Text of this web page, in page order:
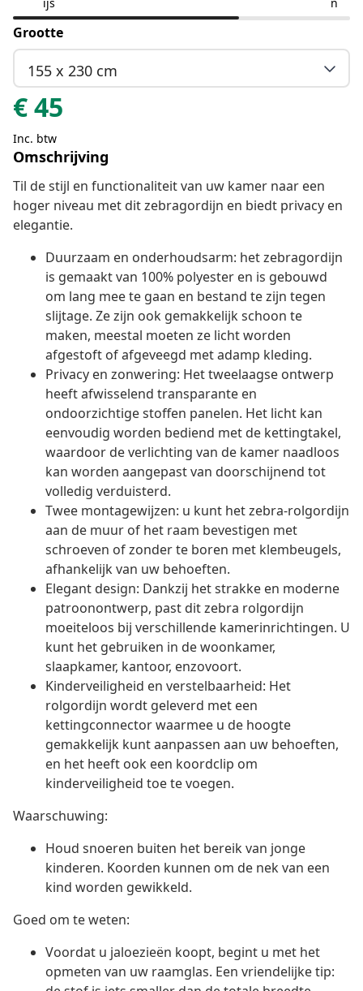
Grootte
155 x 230 cm
€45
Inc. btw
Omschrijving
Til de stijl en functionaliteit van uw kamer naar een
hoger niveau met dit zebragordijn en biedt privacy en
elegantie.
Duurzaam en onderhoudsarm: het zebragordijn
is gemaakt van 100% polyester en is gebouwd
om lang mee te gaan en bestand te zijn tegen
slijtage. Ze zijn ook gemakkelijk schoon te
maken, meestal moeten ze licht worden
afgestoft of afgeveegd met adamp kleding.
Privacy en zonwering: Het tweelaagse ontwerp
heeft afwisselend transparante en
ondoorzichtige stoffen panelen. Het licht kan
eenvoudig worden bediend met de kettingtakel,
waardoor de verlichting van de kamer naadloos
kan worden aangepast van doorschijnend tot
volledig verduisterd.
Twee montagewijzen: u kunt het zebra-rolgordijn
aan de muur of het raam bevestigen met
schroeven of zonder te boren met klembeugels,
afhankelijk van uw behoeften.
Elegant design: Dankzij het strakke en moderne
patroonontwerp, past dit zebra rolgordijn
moeiteloos bij verschillende kamerinrichtingen. U
kunt het gebruiken in de woonkamer,
slaapkamer, kantoor, enzovoort.
Kinderveiligheid en verstelbaarheid: Het
rolgordijn wordt geleverd met een
kettingconnector waarmee u de hoogte
gemakkelijk kunt aanpassen aan uw behoeften,
en het heeft ook een koordclip om
kinderveiligheid toe te voegen.
Waarschuwing:
Houd snoeren buiten het bereik van jonge
kinderen. Koorden kunnen om de nek van een
kind worden gewikkeld.
Goed om te weten:
Voordat u jaloezieën koopt, begint u met het
opmeten van uw raamglas. Een vriendelijke tip: